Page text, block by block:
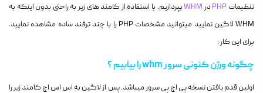
تنظیمات PHPدرWHMبپردازیم. با استفاده از کامند های زیر به راحتی بدون اینکه به
WHM لاگین نمایید میتوانید مشخصات PHP را با چند ترفند ساده مشاهده نمایید.
برای این کار :
چگونه ورژن کنونی سرور whm را بیابیم ؟
اولین قدم یافتن نسخه پی اچ پی سرور میباشد. پس از لاگین به اس اس اچ کامند زیر را